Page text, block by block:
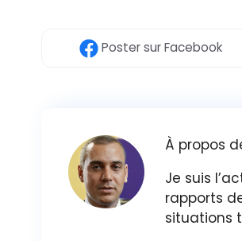
Postersur Facebook
À propos
Je suis
rapports
situations